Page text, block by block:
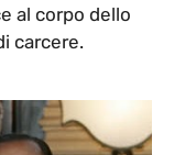
al corpo dello
carcere.